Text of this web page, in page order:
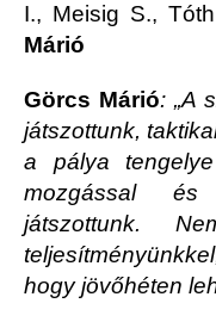
I., Meisig S.,
Márió
Görcs Márió: „A
játszottunk,
a pálya tengelye
mozgással
játszottunk.
hogyjövőhéten